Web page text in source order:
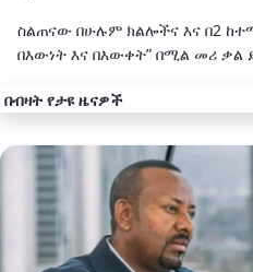
ስልጠናው በሁሉም ክልሎችና እና በ2
በእውነት እና በእውቀት” በሚል መሪ ቃል
በብዛት የታዩ ዜናዎች